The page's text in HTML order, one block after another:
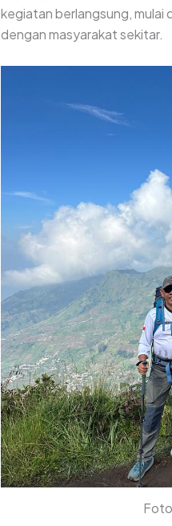
kegiatan berlangsung, mulai
dengan masyarakat sekitar.